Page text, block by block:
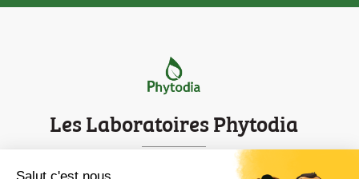
Les Laboratoires Phytodia